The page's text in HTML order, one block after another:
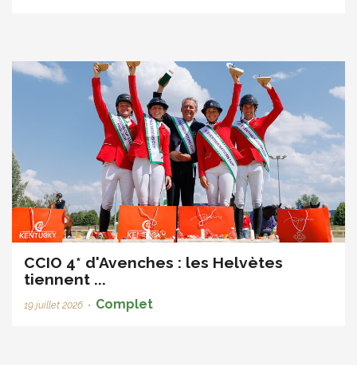
CCIO 4* d'Avenches : les Helvètes
tiennent ...
19 juillet 2026 • Complet